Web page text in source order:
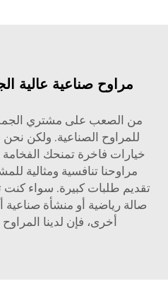
مراوح صناعية عالية
من الصعب على مشتري
خيارات فاخرة تمنحك الفخامة
مراوحنا تنافسية ومثالية
تقديم طلبات كبيرة. سواء
صالة رياضية أو منشأة
أخرى، فإن لدينا